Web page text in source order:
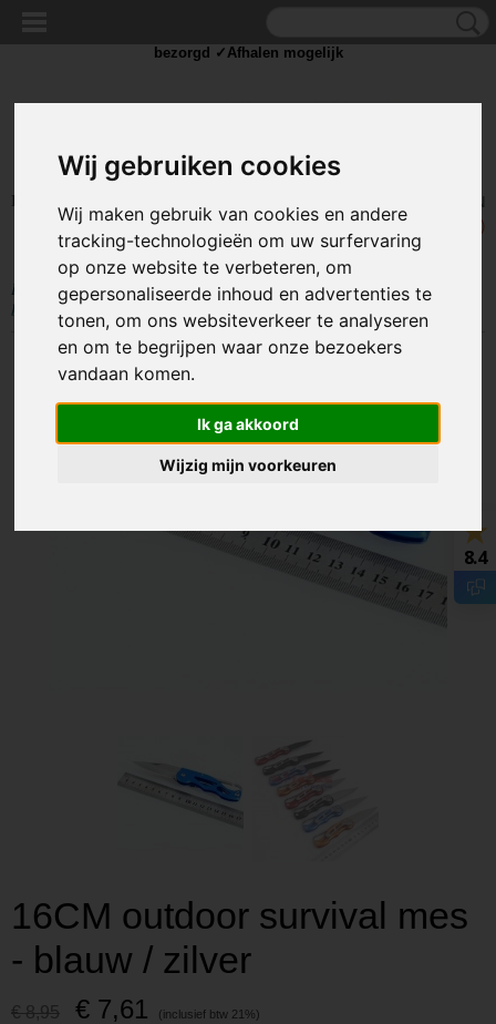
Wij gebruiken cookies
Wij maken gebruik van cookies en andere
tracking-technologieën om uw surfervaring
op onze website te verbeteren, om
gepersonaliseerde inhoud en advertenties te
tonen, om ons websiteverkeer te analyseren
en om te begrijpen waar onze bezoekers
vandaan komen.
Ik ga akkoord
Wijzig mijn voorkeuren
Inloggen
UW WINKELWAGEN
Geen producten
(0)
Home >OUTDOOR>Outdoor Messen> 16CM outdoor survival mes -
blauw / zilver
16CM outdoor survival mes
- blauw / zilver
€ 8,95 € 7,61
bezorgd ✓Afhalen mogelijk
8.4